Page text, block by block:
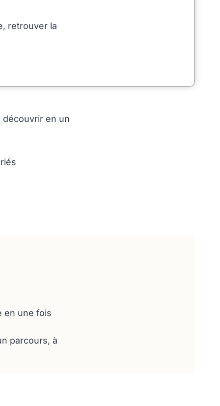
retrouver la
découvrir en un
en une fois
parcours, à